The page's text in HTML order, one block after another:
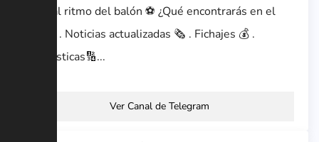
baila al ritmo del balón ⚽ ¿Qué encontrarás en el
canal? . Noticias actualizadas 🗞️ . Fichajes 💰 .
Estadísticas🔢...
Ver Canal de Telegram